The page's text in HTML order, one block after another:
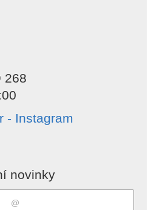
268
- Instagram
novinky